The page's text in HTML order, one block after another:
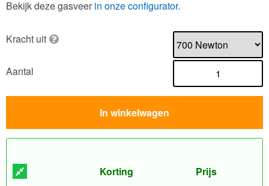
Bekijk deze gasveer in onze configurator.
Kracht uit
Aantal
In winkelwagen
Korting Prijs